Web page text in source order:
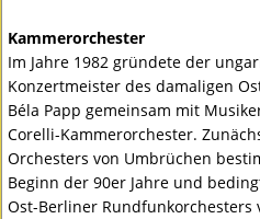
Kammerorchester
Im Jahre 1982 gründete der
Konzertmeister des damaligen
Béla Papp gemeinsam mit
Corelli-Kammerorchester.
Orchesters von Umbrüchen
Beginn der 90er Jahre und
Ost-Berliner